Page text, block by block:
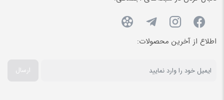
اطلاع از آخرین محصولات:
ارسال